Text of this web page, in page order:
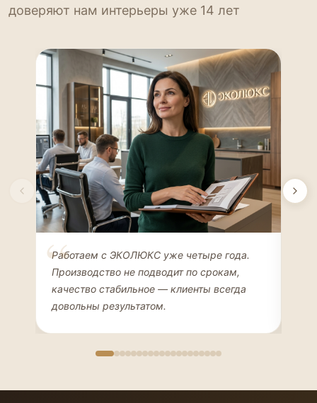
доверяют нам интерьеры уже 14 лет
Елена Соколова
ДИЗАЙНЕР ИНТЕРЬЕРОВ
Работаем с ЭКОЛЮКС уже четыре года.
Производство не подводит по срокам,
качество стабильное — клиенты всегда
довольны результатом.